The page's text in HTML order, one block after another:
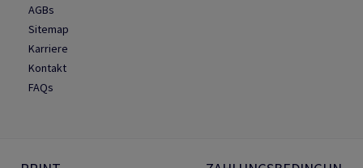
AGBs
Sitemap
Karriere
Kontakt
FAQs